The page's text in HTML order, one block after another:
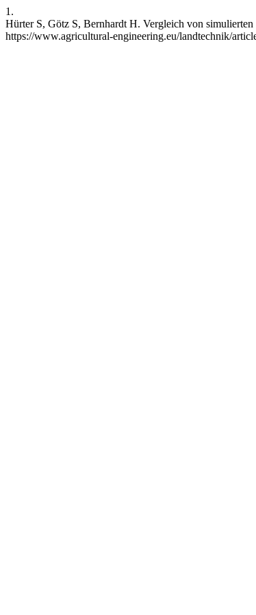
1.
Hürter S, Götz S, Bernhardt H. Vergleich von
https://www.agricultural-engineering.eu/landtechnik/